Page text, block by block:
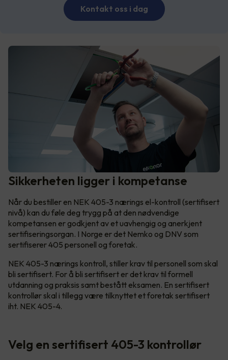
Kontakt oss i dag
Sikkerheten ligger i kompetanse
Når du bestiller en NEK 405-3 nærings el-kontroll (sertifisert
nivå) kan du føle deg trygg på at den nødvendige
kompetansen er godkjent av et uavhengig og anerkjent
sertifiseringsorgan. I Norge er det Nemko og DNV som
sertifiserer 405 personell og foretak.
NEK 405-3 nærings kontroll, stiller krav til personell som skal
bli sertifisert. For å bli sertifisert er det krav til formell
utdanning og praksis samt bestått eksamen. En sertifisert
kontrollør skal i tillegg være tilknyttet et foretak sertifisert
iht. NEK 405-4.
Velg en sertifisert 405-3 kontrollør